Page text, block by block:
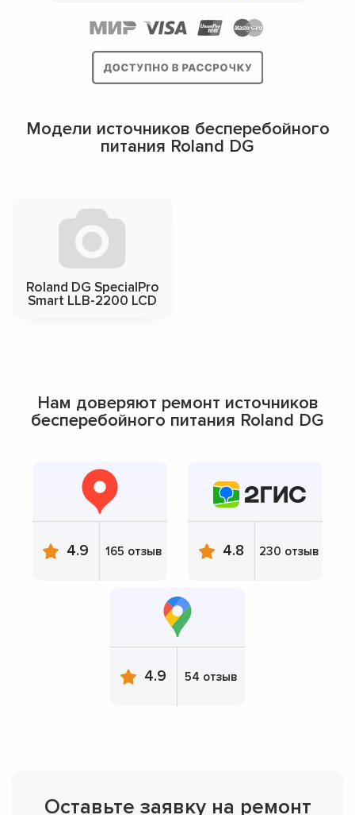
Модели источников бесперебойного
питания Roland DG
Roland DG SpecialPro
Smart LLB-2200 LCD
Нам доверяют ремонт источников
бесперебойного питания Roland DG
4.9 165 отзыв 4.8 230 отзыв
4.9 54 отзыв
Оставьте заявку на ремонт